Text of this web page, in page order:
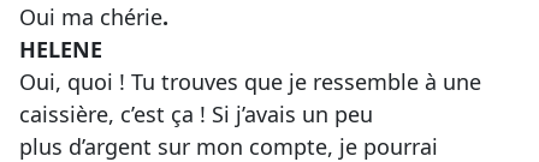
Oui ma chérie.
HELENE
Oui, quoi ! Tu trouves que je ressemble à une
caissière, c’est ça ! Si j’avais un peu
plus d’argent sur mon compte, je pourrai